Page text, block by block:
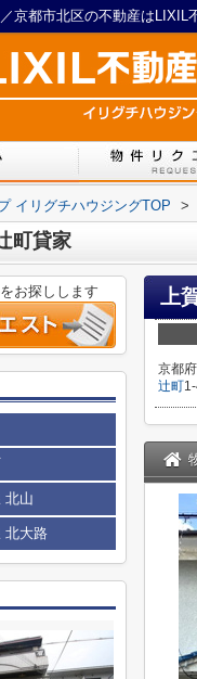
京都市北区の不動産はLIXIL
イリグチハウジングTOP >
町貸家
上
京都府
辻町
お探しします
北山
北大路